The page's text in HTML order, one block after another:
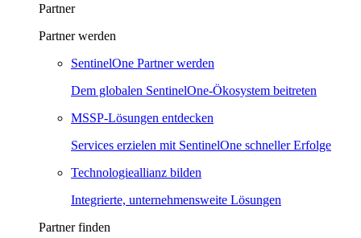
Partner
Partner werden
SentinelOne Partner werden
Dem globalen SentinelOne-Ökosystem beitreten
MSSP-Lösungen entdecken
Services erzielen mit SentinelOne schneller Erfolge
Technologieallianz bilden
Integrierte, unternehmensweite Lösungen
Partner finden